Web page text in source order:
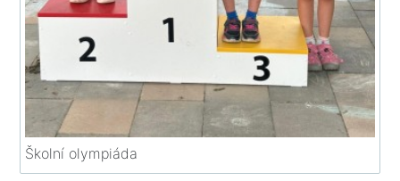
Školní olympiáda